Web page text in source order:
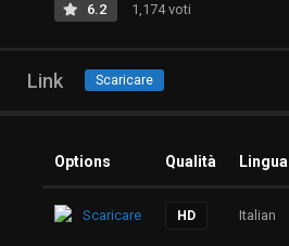
6.2 1,174 voti
Link Scaricare
Options Qualità Lingua
Scaricare HD Italian